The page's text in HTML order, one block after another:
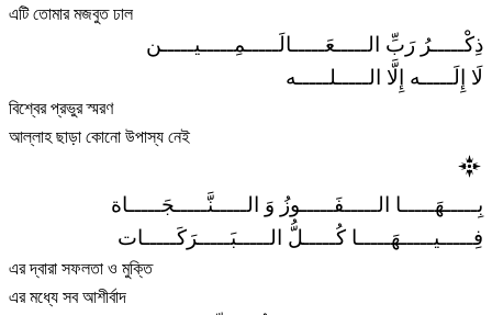
এটি তোমার মজবুত ঢাল
ذِكْـــــرُ رَبِّ الـــــعَـــــالَـــــمِـــــيـــــن
لَا إِلَـــــه إِلَّا الـــــلـــــه
বিশ্বের প্রভুর স্মরণ
আল্লাহ ছাড়া কোনো উপাস্য নেই
بِـــــهَـــــا الـــــفَـــــوزُ وَ الـــــنَّـــــجَـــــاة
فِـــــيـــــهَـــــا كُـــــلُّ الـــــبَـــــرَكَـــــات
এর দ্বারা সফলতা ও মুক্তি
এর মধ্যে সব আশীর্বাদ